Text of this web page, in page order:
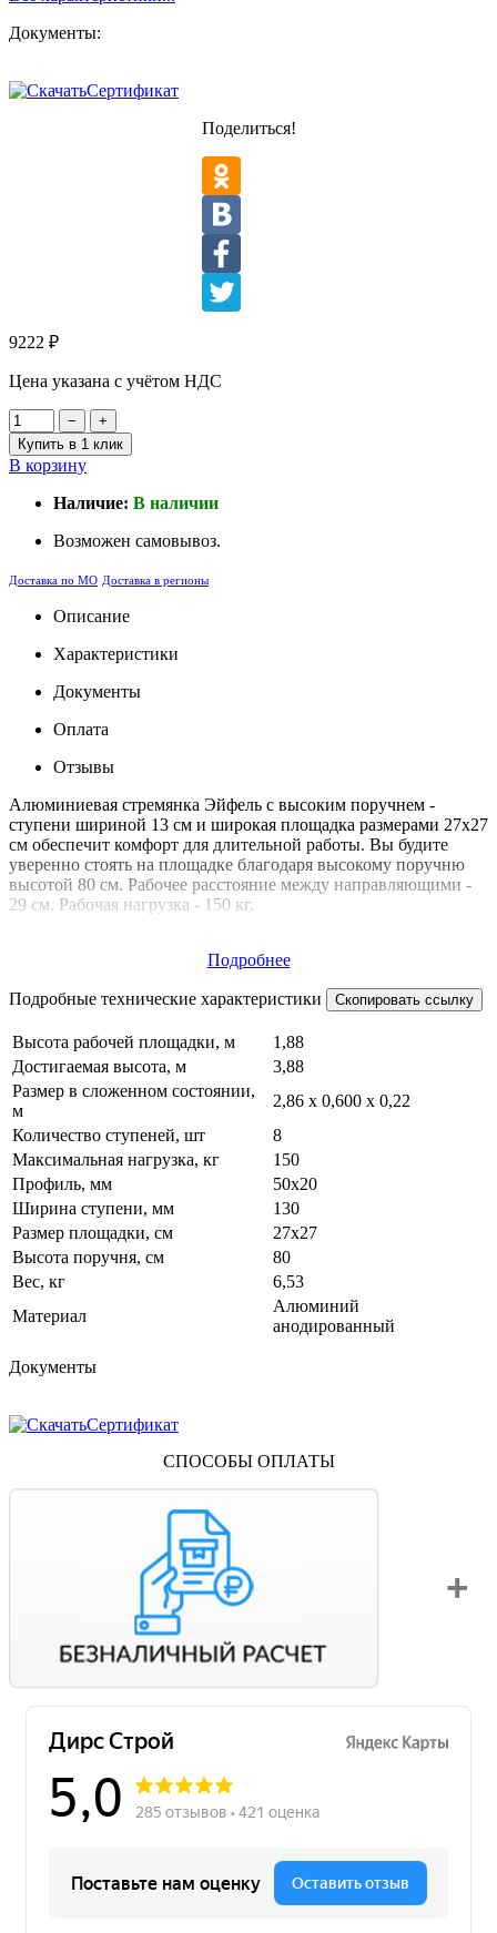
Документы:
Сертификат
Поделиться!
9222 ₽
Цена указана с учётом НДС
−
+
Купить в 1 клик
В корзину
Наличие: В наличии
Возможен самовывоз.
Доставка по МО Доставка в регионы
Описание
Характеристики
Документы
Оплата
Отзывы
Алюминиевая стремянка Эйфель с высоким поручнем -
ступени шириной 13 см и широкая площадка размерами 27х27
см обеспечит комфорт для длительной работы. Вы будите
уверенно стоять на площадке благодаря высокому поручню
высотой 80 см. Рабочее расстояние между направляющими -
29 см. Рабочая нагрузка - 150 кг.
Подробнее
Подробные технические характеристики Скопировать ссылку
Высота рабочей площадки, м
1,88
Достигаемая высота, м
3,88
Размер в сложенном состоянии,
м
2,86 х 0,600 х 0,22
Количество ступеней, шт
8
Максимальная нагрузка, кг
150
Профиль, мм
50х20
Ширина ступени, мм
130
Размер площадки, см
27х27
Высота поручня, см
80
Вес, кг
6,53
Материал
Алюминий
анодированный
Документы
Сертификат
СПОСОБЫ ОПЛАТЫ
с НДС. Для этого попросите менеджера выставить вам
счет на оплату.